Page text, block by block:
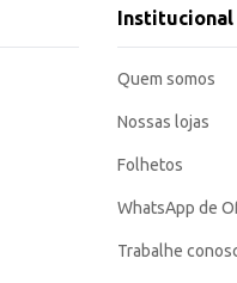
Institucional
Quem somos
Nossas lojas
Folhetos
WhatsApp de
Trabalhe